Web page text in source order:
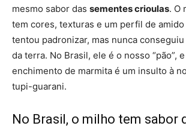
mesmo sabor das sementes crioulas. O
tem cores, texturas e um perfil de
tentou padronizar, mas nunca
da terra. No Brasil, ele é o nosso “pão”,
enchimento de marmita é um insulto à
tupi-guarani.
No Brasil, o milho tem sabor